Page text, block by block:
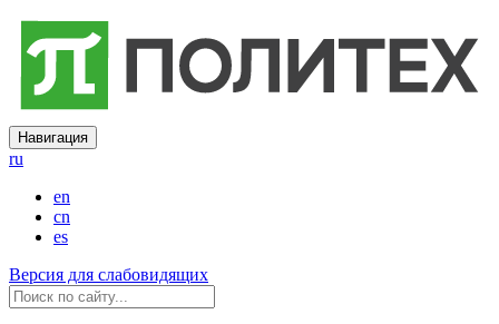
Навигация
ru
en
cn
es
Версия для слабовидящих